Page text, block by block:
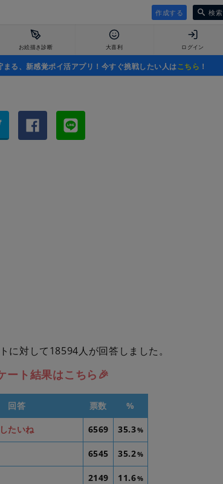
作成する 検索
お絵描き診断 大喜利 ログイン
る、新感覚ポイ活アプリ！今すぐ挑戦したい人はこちら ！
に対して18594人が回答しました。
ート結果はこちら🎉
回答 票数 %
たいね 6569 35.3%
6545 35.2%
2149 11.6%